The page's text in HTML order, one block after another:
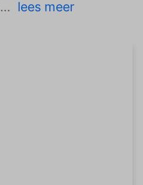
lees meer